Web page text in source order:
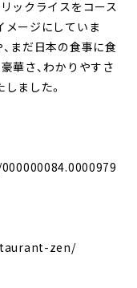
ックライスをコース
メージにしていま
まだ日本の食事に食
華さ、わかりやすさ
ました。
zen/